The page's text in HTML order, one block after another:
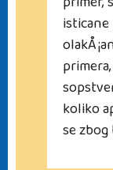
koliko
se